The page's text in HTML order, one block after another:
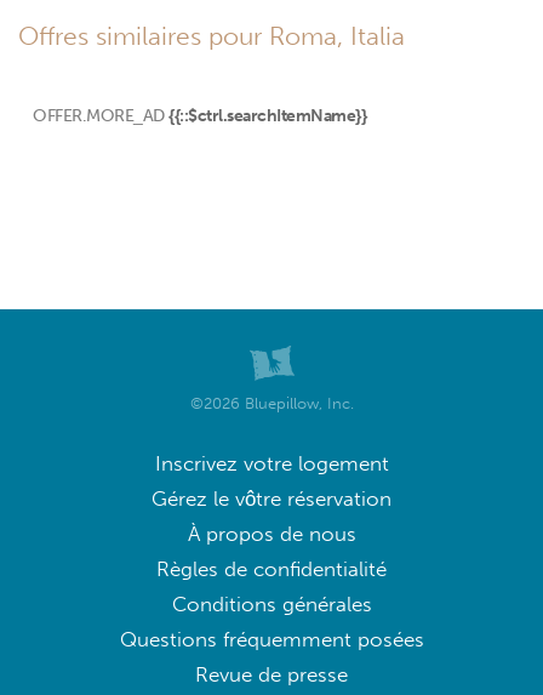
Offres similaires pour Roma, Italia
OFFER.MORE_AD {{::$ctrl.searchItemName}}
©2026 Bluepillow, Inc.
Inscrivez votre logement
Gérez le vôtre réservation
À propos de nous
Règles de confidentialité
Conditions générales
Questions fréquemment posées
Revue de presse